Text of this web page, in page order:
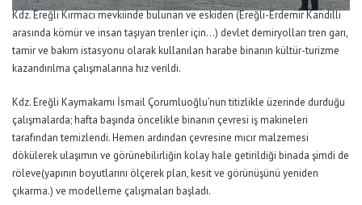
Kdz. Ereğli Kırmacı mevkiinde bulunan ve eskiden (Ereğli-Erdemir Kandilli
arasında kömür ve insan taşıyan trenler için…) devlet demiryolları tren garı,
tamir ve bakım istasyonu olarak kullanılan harabe binanın kültür-turizme
kazandırılma çalışmalarına hız verildi.
Kdz. Ereğli Kaymakamı İsmail Çorumluoğlu’nun titizlikle üzerinde durduğu
çalışmalarda; hafta başında öncelikle binanın çevresi iş makineleri
tarafından temizlendi. Hemen ardından çevresine mıcır malzemesi
dökülerek ulaşımın ve görünebilirliğin kolay hale getirildiği binada şimdi de
röleve(yapının boyutlarını ölçerek plan, kesit ve görünüşünü yeniden
çıkarma.) ve modelleme çalışmaları başladı.